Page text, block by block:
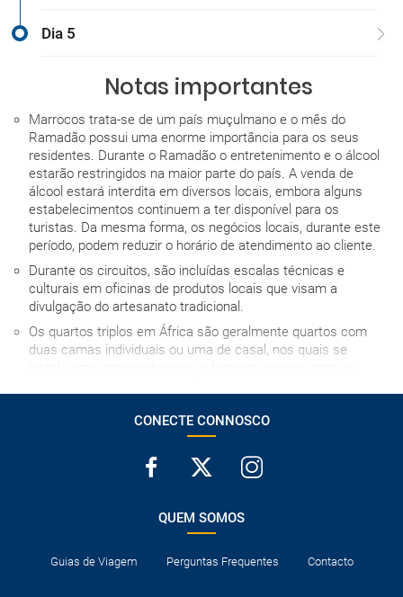
Dia 5
Notas importantes
Marrocos trata-se de um país muçulmano e o mês do
Ramadão possui uma enorme importância para os seus
residentes. Durante o Ramadão o entretenimento e o álcool
estarão restringidos na maior parte do país. A venda de
álcool estará interdita em diversos locais, embora alguns
estabelecimentos continuem a ter disponível para os
turistas. Da mesma forma, os negócios locais, durante este
período, podem reduzir o horário de atendimento ao cliente.
Durante os circuitos, são incluídas escalas técnicas e
culturais em oficinas de produtos locais que visam a
divulgação do artesanato tradicional.
Os quartos triplos em África são geralmente quartos com
duas camas individuais ou uma de casal, nos quais se
A hora de entrada no hotel no dia da chegada depende de
15h00, salvo indicação em contrário.
A ordem do itinerário pode alterar-se por motivos de
organização, sem aviso prévio, mas mantendo sempre as
adversas impedirem a sua realização).
CONECTE CONNOSCO
QUEM SOMOS
Guias de Viagem Perguntas Frequentes Contacto